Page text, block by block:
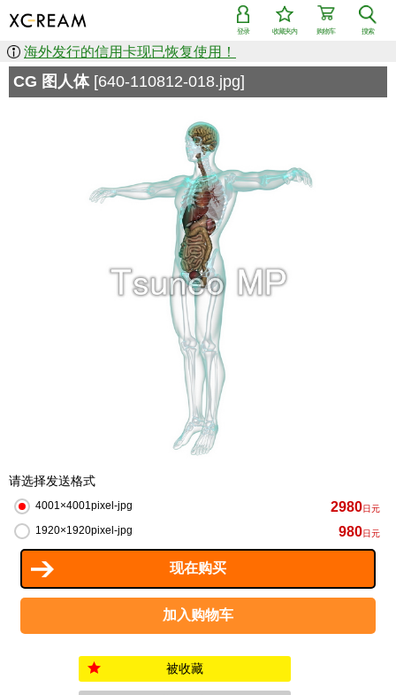
搜索
购物车
收藏夹内
登录
海外发行的信用卡现已恢复使用！
CG 图人体 [640-110812-018.jpg]
请选择发送格式
4001×4001pixel-jpg 2980日元
1920×1920pixel-jpg 980日元
被收藏